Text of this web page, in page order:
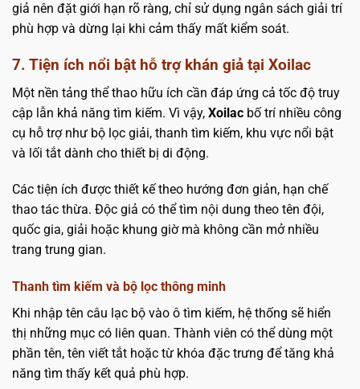
giả nên đặt giới hạn rõ ràng, chỉ sử dụng ngân sách giải trí
phù hợp và dừng lại khi cảm thấy mất kiểm soát.
7. Tiện ích nổi bật hỗ trợ khán giả tại Xoilac
Một nền tảng thể thao hữu ích cần đáp ứng cả tốc độ truy
cập lẫn khả năng tìm kiếm. Vì vậy, Xoilac bố trí nhiều công
cụ hỗ trợ như bộ lọc giải, thanh tìm kiếm, khu vực nổi bật
và lối tắt dành cho thiết bị di động.
Các tiện ích được thiết kế theo hướng đơn giản, hạn chế
thao tác thừa. Độc giả có thể tìm nội dung theo tên đội,
quốc gia, giải hoặc khung giờ mà không cần mở nhiều
trang trung gian.
Thanh tìm kiếm và bộ lọc thông minh
Khi nhập tên câu lạc bộ vào ô tìm kiếm, hệ thống sẽ hiển
thị những mục có liên quan. Thành viên có thể dùng một
phần tên, tên viết tắt hoặc từ khóa đặc trưng để tăng khả
năng tìm thấy kết quả phù hợp.